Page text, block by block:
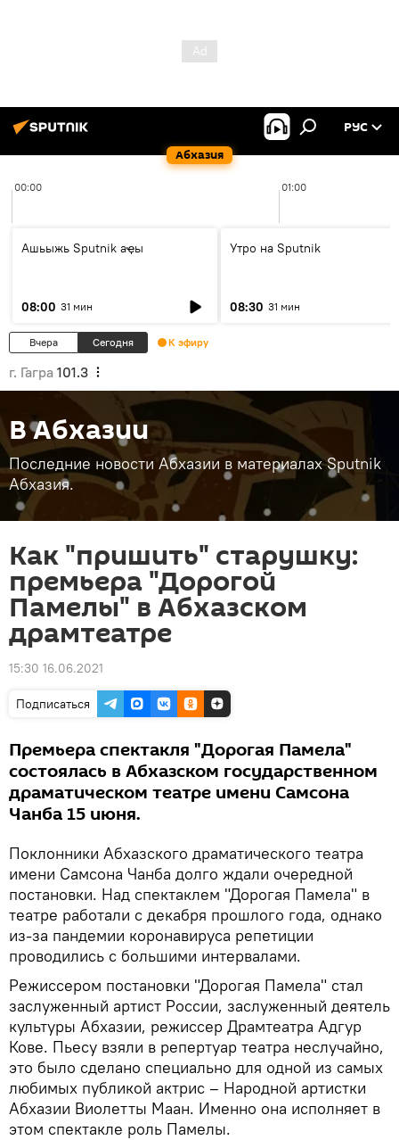
Абхазия
РУС
00:00 01:00
Ашьыжь Sputnik аҿы
08:00 31 мин
Утро на Sputnik
08:30 31 мин
Вчера Сегодня К эфиру
г. Гагра 101.3
В Абхазии
Последние новости Абхазии в материалах Sputnik
Абхазия.
Как "пришить" старушку:
премьера "Дорогой
Памелы" в Абхазском
драмтеатре
15:30 16.06.2021
Подписаться
Премьера спектакля "Дорогая Памела"
состоялась в Абхазском государственном
драматическом театре имени Самсона
Чанба 15 июня.
Поклонники Абхазского драматического театра
имени Самсона Чанба долго ждали очередной
постановки. Над спектаклем "Дорогая Памела" в
театре работали с декабря прошлого года, однако
из-за пандемии коронавируса репетиции
проводились с большими интервалами.
Режиссером постановки "Дорогая Памела" стал
заслуженный артист России, заслуженный деятель
культуры Абхазии, режиссер Драмтеатра Адгур
Кове. Пьесу взяли в репертуар театра неслучайно,
это было сделано специально для одной из самых
любимых публикой актрис – Народной артистки
Абхазии Виолетты Маан. Именно она исполняет в
этом спектакле роль Памелы.